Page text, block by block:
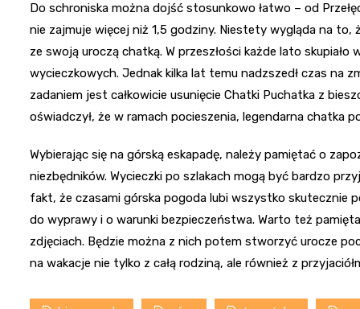
Do schroniska można dojść stosunkowo łatwo – od
nie zajmuje więcej niż 1,5 godziny. Niestety wygląda na
ze swoją uroczą chatką. W przeszłości każde lato
wycieczkowych. Jednak kilka lat temu nadzszedł czas na
zadaniem jest całkowicie usunięcie Chatki Puchatka z
oświadczył, że w ramach pocieszenia, legendarna chatka
Wybierając się na górską eskapadę, należy pamiętać o
niezbędników. Wycieczki po szlakach mogą być bardzo
fakt, że czasami górska pogoda lubi wszystko skutecznie
do wyprawy i o warunki bezpieczeństwa. Warto też
zdjęciach. Będzie można z nich potem stworzyć urocze
na wakacje nie tylko z całą rodziną, ale również z